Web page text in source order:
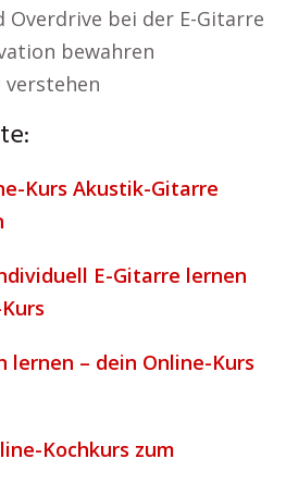
Overdrive bei der E-Gitarre
bewahren
verstehen
Kurs Akustik-Gitarre
E-Gitarre lernen
lernen – dein Online-Kurs
Kochkurs zum